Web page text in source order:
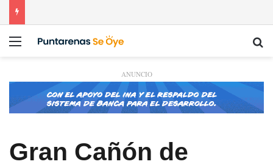
Menú
ANUNCIO
Gran Cañón de